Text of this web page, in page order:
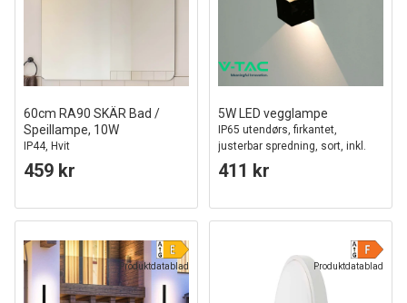
60cm RA90 SKÄR Bad /
Speillampe, 10W
IP44, Hvit
459 kr
5W LED vegglampe
IP65 utendørs, firkantet,
justerbar spredning, sort, inkl.
lyskilde
411 kr
Produktdatablad Produktdatablad